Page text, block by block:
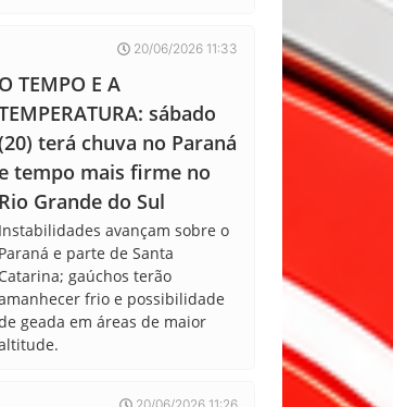
20/06/2026 11:33
O TEMPO E A
sábado
terá chuva no Paraná
e tempo mais firme no
Rio Grande do Sul
Instabilidades avançam sobre o
Paraná e parte de Santa
Catarina; gaúchos terão
frio e possibilidade
geada em áreas de maior